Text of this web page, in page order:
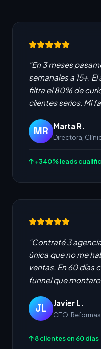
"En 3 meses
semanales a 15+.
filtra el 80% de
clientes serios. Mi
MR Marta R.
Directora,
+340% leads
"Contraté 3
única que no me
ventas. En 60 días
funnel que
JL Javier L.
CEO,
8 clientes en 60 días